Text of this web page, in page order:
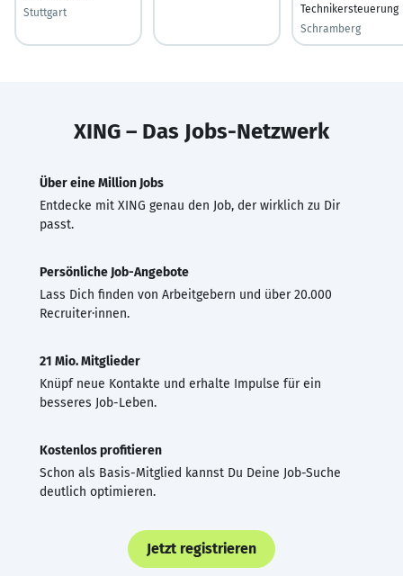
Stuttgart
Technikersteuerung
Schramberg
XING – Das Jobs-Netzwerk
Über eine Million Jobs
Entdecke mit XING genau den Job, der wirklich zu Dir
passt.
Persönliche Job-Angebote
Lass Dich finden von Arbeitgebern und über 20.000
Recruiter·innen.
21 Mio. Mitglieder
Knüpf neue Kontakte und erhalte Impulse für ein
besseres Job-Leben.
Kostenlos profitieren
Schon als Basis-Mitglied kannst Du Deine Job-Suche
deutlich optimieren.
Jetzt registrieren